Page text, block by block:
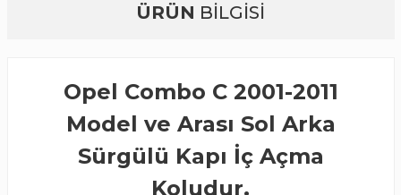
ÜRÜN BİLGİSİ
Opel Combo C 2001-2011
Model ve Arası Sol Arka
Sürgülü Kapı İç Açma
Koludur.